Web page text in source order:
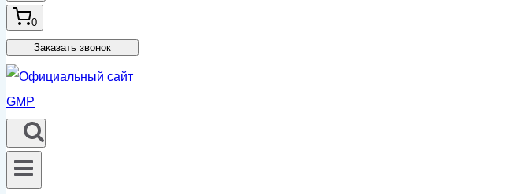
0
Заказать звонок